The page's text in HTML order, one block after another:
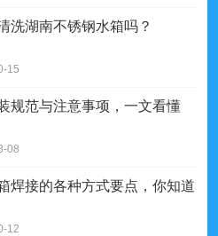
洗湖南不锈钢水箱吗？
15
规范与注意事项，一文看懂
08
焊接的各种方式要点，你知道
12